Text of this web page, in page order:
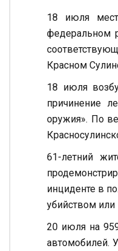
18 июля
федеральном
Красном
18 июля
причинение
оружия». По
61-летний
инциденте в
убийством
20 июля на
автомобилей.